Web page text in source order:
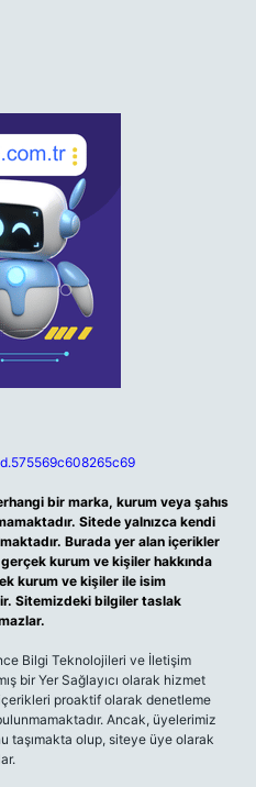
bir marka, kurum veya şahıs
Sitede yalnızca kendi
Burada yer alan içerikler
kurum ve kişiler hakkında
kurum ve kişiler ile isim
Sitemizdeki bilgiler taslak
Bilgi Teknolojileri ve İletişim
bir Yer Sağlayıcı olarak hizmet
proaktif olarak denetleme
Ancak, üyelerimiz
taşımakta olup, siteye üye olarak